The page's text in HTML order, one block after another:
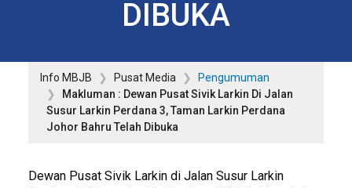
DIBUKA
Info MBJB Pusat Media
Pengumuman
Makluman : Dewan Pusat Sivik Larkin Di Jalan
Susur Larkin Perdana 3, Taman Larkin Perdana
Johor Bahru Telah Dibuka
Dewan Pusat Sivik Larkin di Jalan Susur Larkin